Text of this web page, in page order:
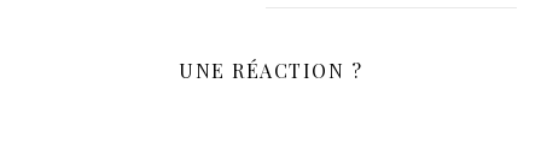
UNE RÉACTION ?